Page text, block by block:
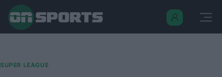
SUPER LEAGUE